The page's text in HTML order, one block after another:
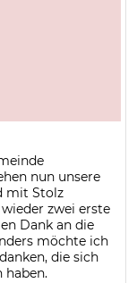
nun unsere
mit Stolz
zwei erste
Dank an die
möchte ich
die sich
haben.